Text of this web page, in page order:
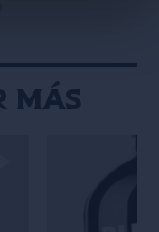
más